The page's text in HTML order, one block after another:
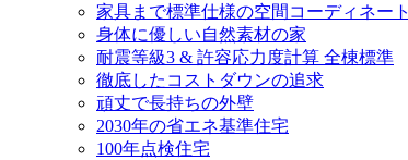
家具まで標準仕様の空間コーディネート
身体に優しい自然素材の家
耐震等級3 & 許容応力度計算 全棟標準
徹底したコストダウンの追求
頑丈で長持ちの外壁
2030年の省エネ基準住宅
100年点検住宅